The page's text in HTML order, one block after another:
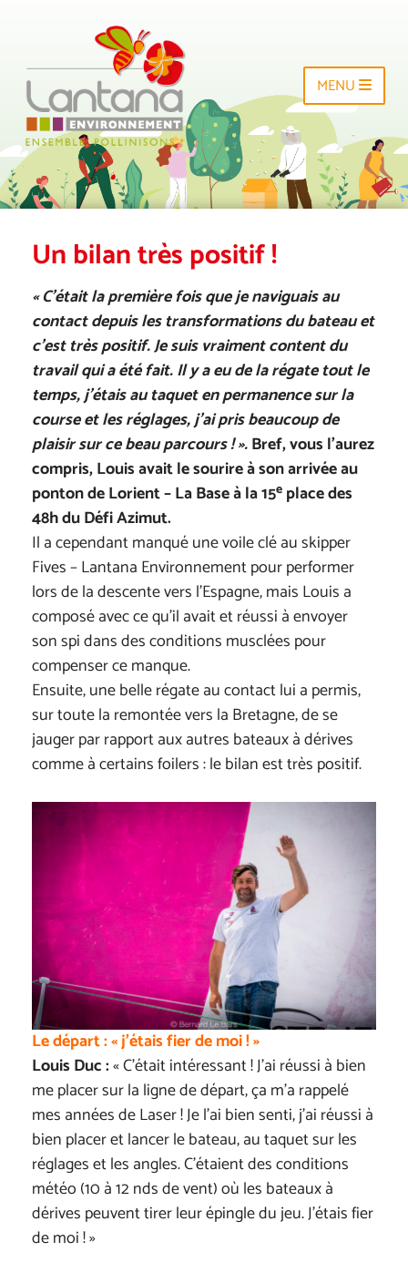
MENU
Un bilan très positif !
« C’était la première fois que je naviguais au
contact depuis les transformations du bateau et
c’est très positif. Je suis vraiment content du
travail qui a été fait. Il y a eu de la régate tout le
temps, j’étais au taquet en permanence sur la
course et les réglages, j’ai pris beaucoup de
plaisir sur ce beau parcours ! ».Bref, vous l’aurez
compris, Louis avait le sourire à son arrivée au
ponton de Lorient – La Base à la 15e place des
48h du Défi Azimut.
Il a cependant manqué une voile clé au skipper
Fives – Lantana Environnement pour performer
lors de la descente vers l’Espagne, mais Louis a
composé avec ce qu’il avait et réussi à envoyer
son spi dans des conditions musclées pour
compenser ce manque.
Ensuite, une belle régate au contact lui a permis,
sur toute la remontée vers la Bretagne, de se
jauger par rapport aux autres bateaux à dérives
comme à certains foilers : le bilan est très positif.
Le départ : « j’étais fier de moi ! »
Louis Duc :« C’était intéressant ! J’ai réussi à bien
me placer sur la ligne de départ, ça m’a rappelé
mes années de Laser ! Je l’ai bien senti, j’ai réussi à
bien placer et lancer le bateau, au taquet sur les
réglages et les angles. C’étaient des conditions
météo (10 à 12 nds de vent) où les bateaux à
dérives peuvent tirer leur épingle du jeu. J’étais fier
de moi ! »